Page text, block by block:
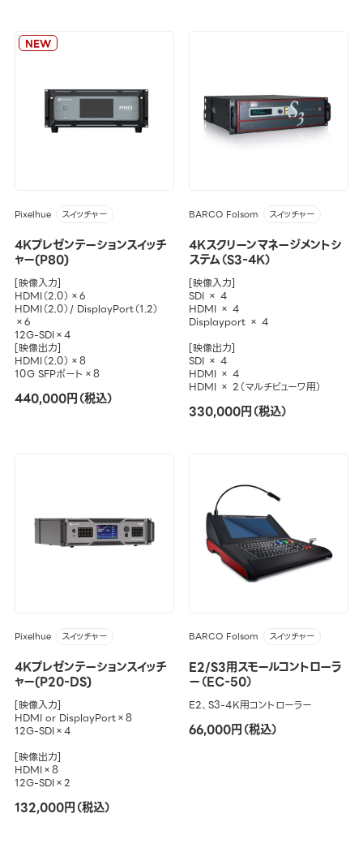
NEW
Pixelhue スイッチャー
4Kプレゼンテーションスイッチ
ャー(P80)
[映像入力]
HDMI（2.0）×6
HDMI（2.0）/ DisplayPort（1.2）
×6
12G-SDI×4
[映像出力]
HDMI（2.0）×8
10G SFPポート×8
440,000円（税込）
BARCO Folsom スイッチャー
4Kスクリーンマネージメントシ
ステム（S3-4K）
[映像入力]
SDI × 4
HDMI × 4
Displayport × 4
[映像出力]
SDI × 4
HDMI × 4
HDMI × 2（マルチビューワ用）
330,000円（税込）
Pixelhue スイッチャー
4Kプレゼンテーションスイッチ
ャー(P20-DS)
[映像入力]
HDMI or DisplayPort×8
12G-SDI×4
[映像出力]
HDMI×8
12G-SDI×2
132,000円（税込）
BARCO Folsom スイッチャー
E2/S3用スモールコントローラ
ー（EC-50）
E2、S3-4K用コントローラー
66,000円（税込）